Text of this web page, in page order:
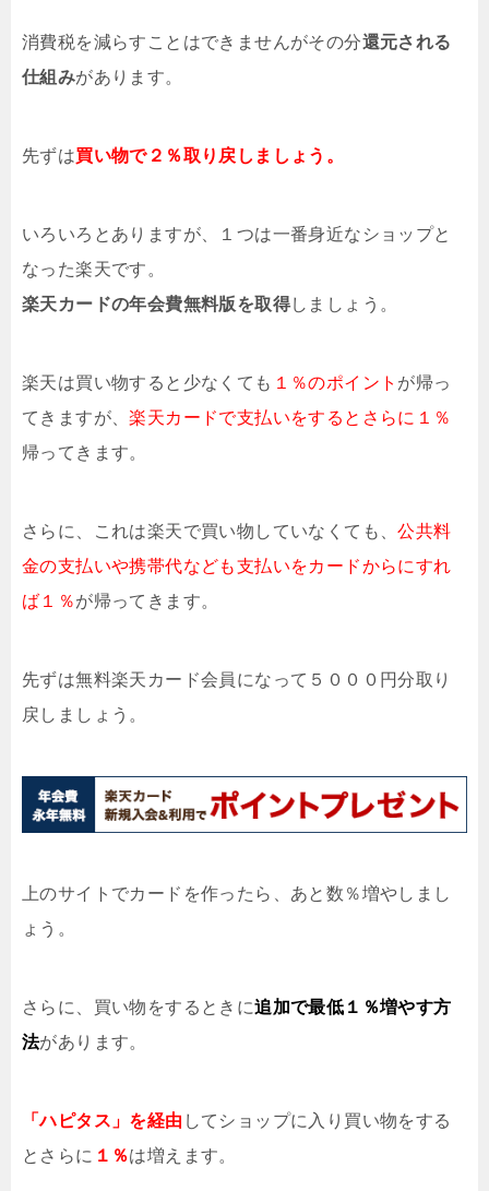
消費税を減らすことはできませんがその分還元される
仕組みがあります。
先ずは買い物で２％取り戻しましょう。
いろいろとありますが、１つは一番身近なショップと
なった楽天です。
楽天カードの年会費無料版を取得しましょう。
楽天は買い物すると少なくても １％のポイント が帰っ
てきますが、楽天カードで支払いをするとさらに１％
帰ってきます。
さらに、これは楽天で買い物していなくても、公共料
金の支払いや携帯代なども支払いをカードからにすれ
ば１％が帰ってきます。
先ずは無料楽天カード会員になって５０００円分取り
戻しましょう。
上のサイトでカードを作ったら、あと数％増やしまし
ょう。
さらに、買い物をするときに追加で最低１％増やす方
法があります。
「ハピタス」を経由 してショップに入り買い物をする
とさらに １％は増えます。